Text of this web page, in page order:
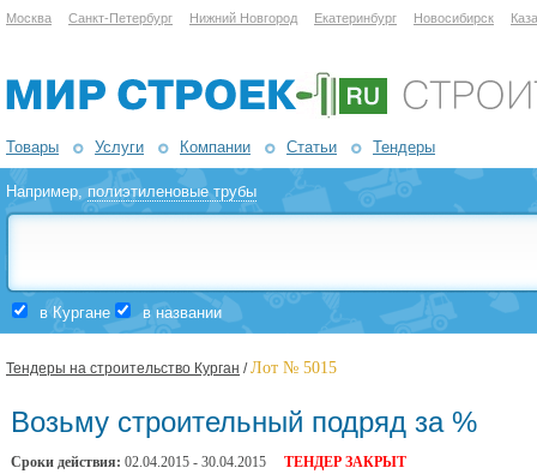
Москва Санкт-Петербург Нижний Новгород Екатеринбург Новосибирск
Товары Услуги Компании Статьи Тендеры
Например,полиэтиленовые трубы
в Кургане в названии
Тендеры на строительство Курган /Лот № 5015
Возьму строительный подряд за %
Сроки действия: 02.04.2015 - 30.04.2015
ТЕНДЕР ЗАКРЫТ